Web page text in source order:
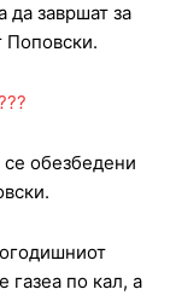
да завршат за
Поповски.
се обезбедени
по кал, а